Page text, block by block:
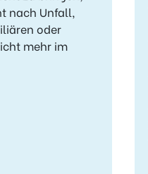
nach Unfall,
oder
mehr im